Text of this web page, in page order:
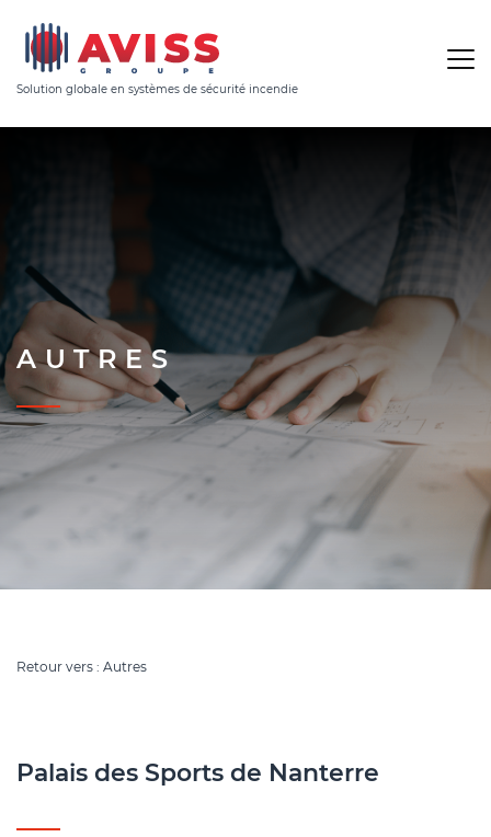
Solution globale en systèmes de sécurité incendie
AUTRES
Retour vers : Autres
Palais des Sports de Nanterre